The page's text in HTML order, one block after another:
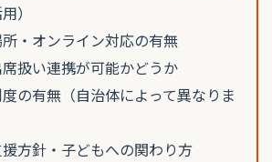
）
・オンライン対応の有無
扱い連携が可能かどうか
の有無（自治体によって異なりま
方針・子どもへの関わり方